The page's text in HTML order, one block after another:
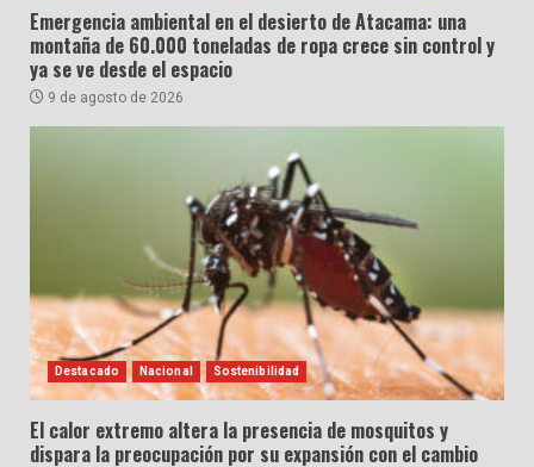
Emergencia ambiental en el desierto de Atacama: una
montaña de 60.000 toneladas de ropa crece sin control y
ya se ve desde el espacio
9 de agosto de 2026
Destacado Nacional Sostenibilidad
El calor extremo altera la presencia de mosquitos y
dispara la preocupación por su expansión con el cambio